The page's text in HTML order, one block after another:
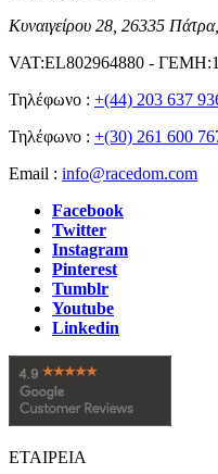
Κυναιγείρου 28, 26335
VAT:EL802964880 -
Τηλέφωνο : +(44) 203 637
Τηλέφωνο : +(30) 261 600
Email : info@racedom.com
Facebook
Twitter
Instagram
Pinterest
Tumblr
Youtube
Linkedin
ΕΤΑΙΡΕΙΑ